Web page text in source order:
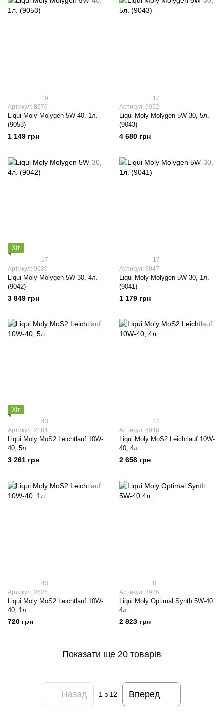
19
Артикул: 8576
Liqui Moly Molygen 5W-40, 1л.
(9053)
1 149 грн
17
Артикул: 9952
Liqui Moly Molygen 5W-30, 5л.
(9043)
4 680 грн
Хіт
17
Артикул: 9089
Liqui Moly Molygen 5W-30, 4л.
(9042)
3 849 грн
17
Артикул: 9047
Liqui Moly Molygen 5W-30, 1л.
(9041)
1 179 грн
Хіт
43
Артикул: 2184
Liqui Moly МoS2 Leichtlauf 10W-
40, 5л.
3 261 грн
43
Артикул: 6948
Liqui Moly МoS2 Leichtlauf 10W-
40, 4л.
2 658 грн
43
Артикул: 2626
Liqui Moly МoS2 Leichtlauf 10W-
40, 1л.
720 грн
8
Артикул: 3926
Liqui Moly Optimal Synth 5W-40
4л.
2 823 грн
Показати ще 20 товарів
Назад 1 з 12 Вперед